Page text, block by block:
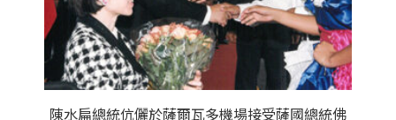
陳水扁總統伉儷於薩爾瓦多機場接受薩國總統佛